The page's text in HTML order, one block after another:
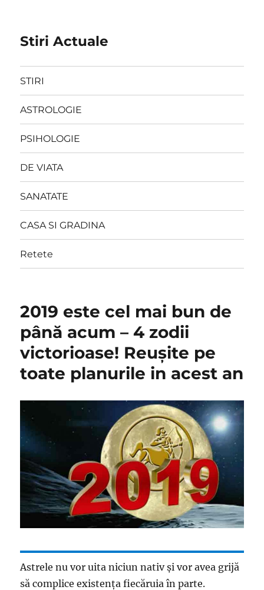
Stiri Actuale
STIRI
ASTROLOGIE
PSIHOLOGIE
DE VIATA
SANATATE
CASA SI GRADINA
Retete
2019 este cel mai bun de
până acum – 4 zodii
victorioase! Reușite pe
toate planurile in acest an
Astrele nu vor uita niciun nativ și vor avea grijă
să complice existența fiecăruia în parte.